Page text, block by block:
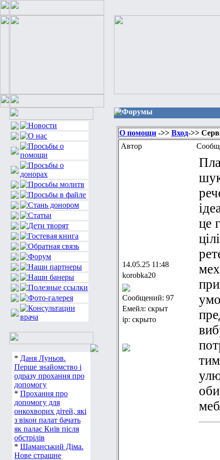
* Даня Луньов.
Перше знайомство і
одразу прохання про
допомогу
* Прохання про
допомогу для
онкохворих дітей, які
з вікон палат бачать
як палає Київ після
обстрілів
* Шаманський Діма.
Нове страшне
Форумы
О помощи ->> Вход->>
Автор
14.05.25 11:48
korobka20
Сообщений: 97
Емейл: скрыт
ip: скрыто
це